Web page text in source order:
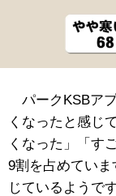
パークKSBア
くなったと感じ
くなった」「す
9割を占めてい
じているようです